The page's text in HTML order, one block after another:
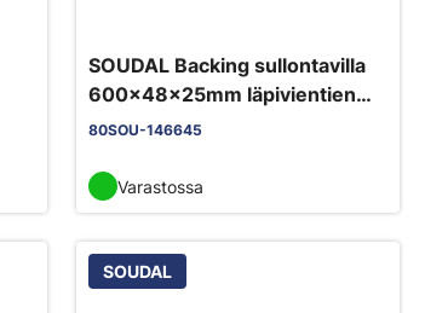
SOUDAL Backing sullontavilla
600x48x25mm läpivientien
palokatkohin (15kpl/pkt)
80SOU-146645
Varastossa
SOUDAL